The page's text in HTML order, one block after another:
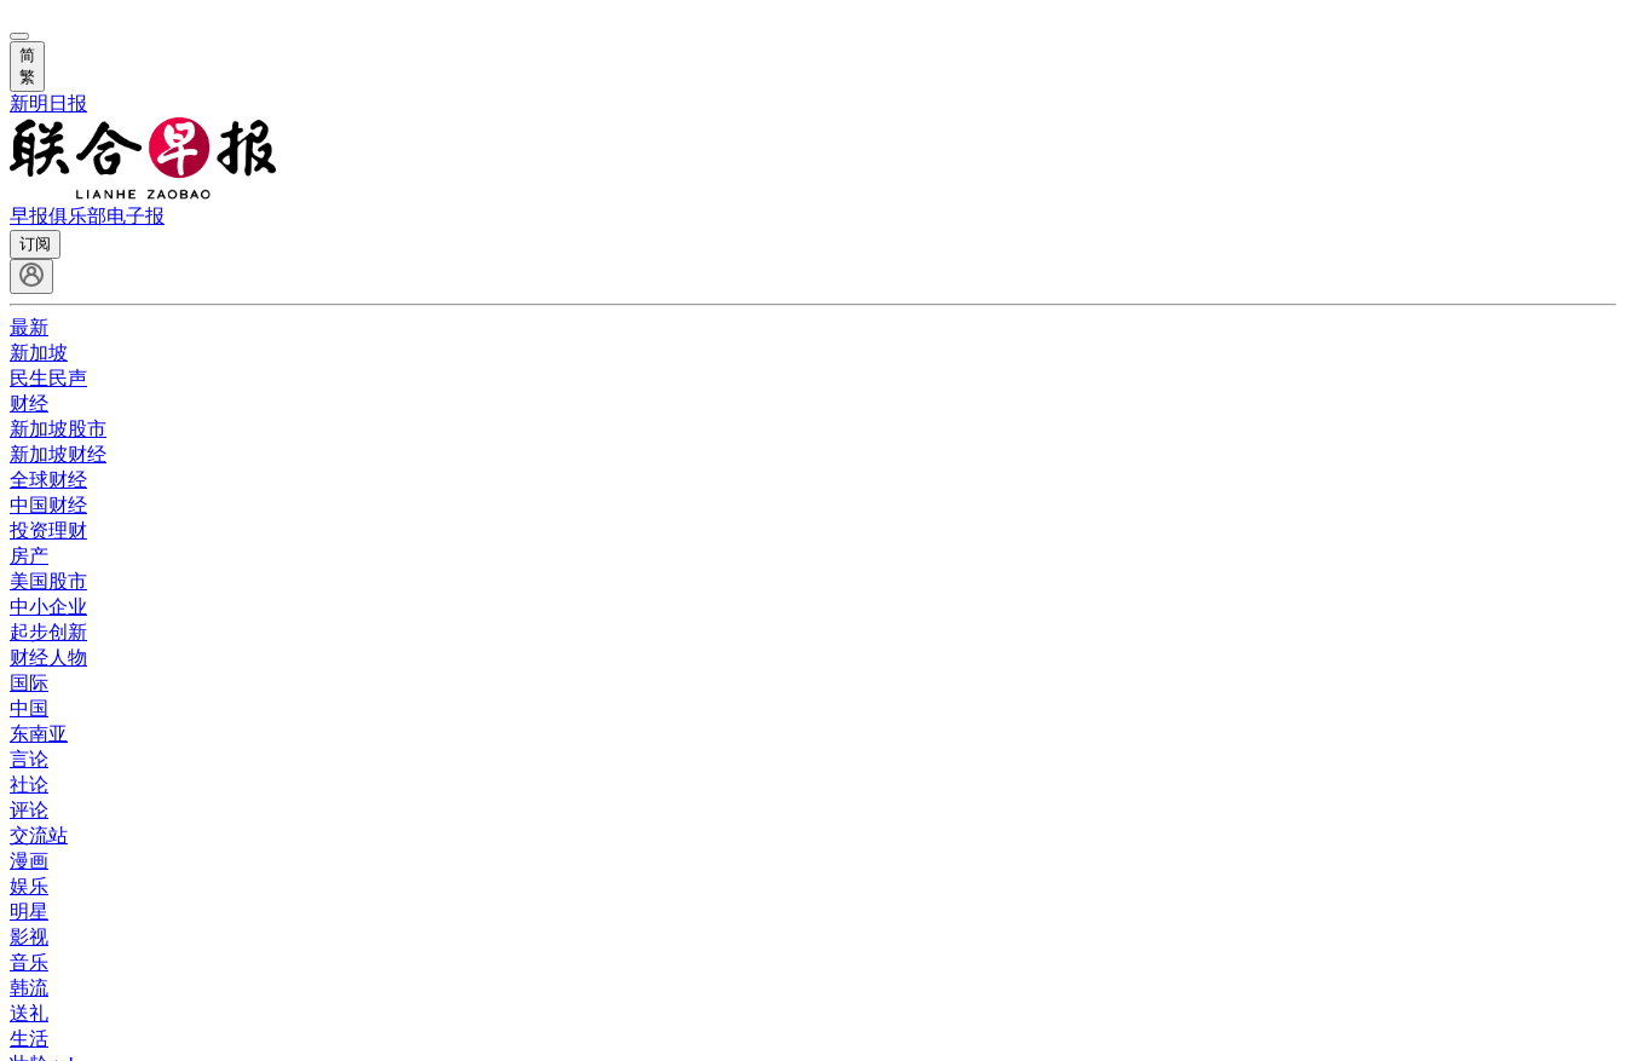
简
繁
新明日报
早报俱乐部电子报
订阅
最新
新加坡
民生民声
财经
新加坡股市
新加坡财经
全球财经
中国财经
投资理财
房产
美国股市
中小企业
起步创新
财经人物
国际
中国
东南亚
言论
社论
评论
交流站
漫画
娱乐
明星
影视
音乐
韩流
送礼
生活